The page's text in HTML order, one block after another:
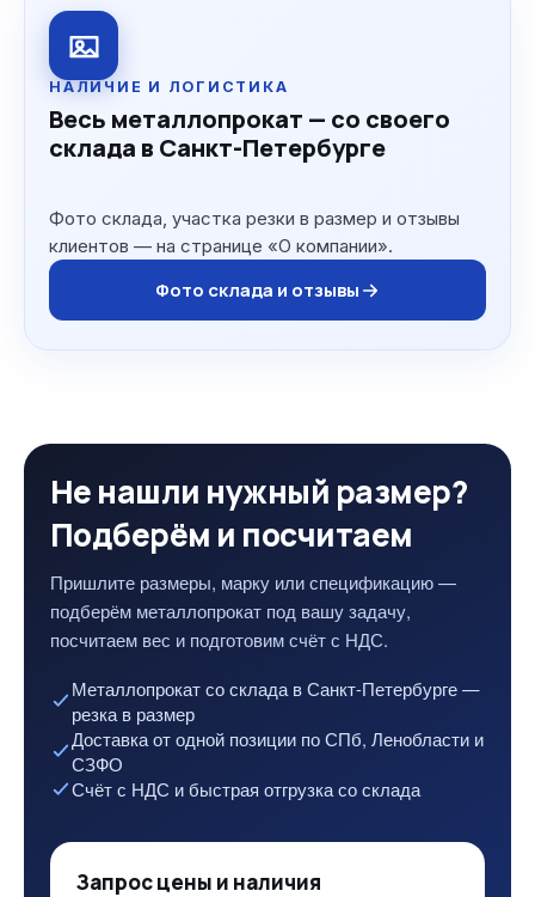
НАЛИЧИЕ И ЛОГИСТИКА
Весь металлопрокат — со своего
склада в Санкт-Петербурге
Фото склада, участка резки в размер и отзывы
клиентов — на странице «О компании».
Фото склада и отзывы
Не нашли нужный размер?
Подберём и посчитаем
Пришлите размеры, марку или спецификацию —
подберём металлопрокат под вашу задачу,
посчитаем вес и подготовим счёт с НДС.
Металлопрокат со склада в Санкт-Петербурге —
резка в размер
Доставка от одной позиции по СПб, Ленобласти и
СЗФО
Счёт с НДС и быстрая отгрузка со склада
Запрос цены и наличия